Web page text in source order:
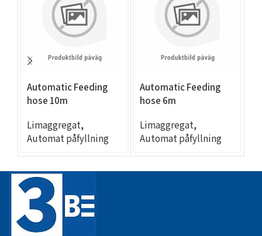
Automatic Feeding
hose 10m
Limaggregat,
Automat påfyllning
Automatic Feeding
hose 6m
Limaggregat,
Automat påfyllning